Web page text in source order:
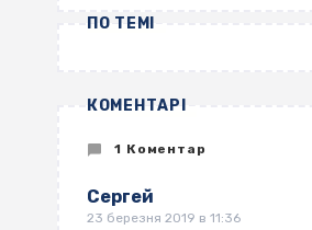
ПО ТЕМІ
КОМЕНТАРІ
1 Коментар
Сергей
23 березня 2019 в 11:36